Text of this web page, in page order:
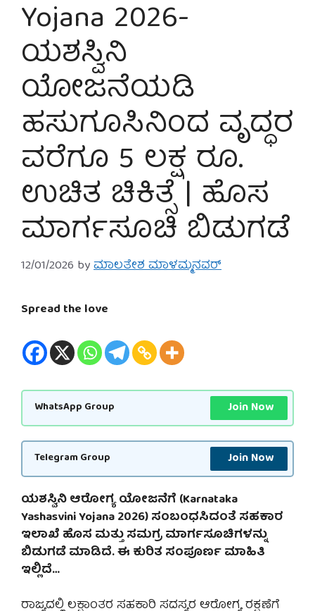
Yojana 2026-
ಯಶಸ್ವಿನಿ
ಯೋಜನೆಯಡಿ
ಹಸುಗೂಸಿನಿಂದ ವೃದ್ಧರ
ವರೆಗೂ 5 ಲಕ್ಷ ರೂ.
ಉಚಿತ ಚಿಕಿತ್ಸೆ | ಹೊಸ
ಮಾರ್ಗಸೂಚಿ ಬಿಡುಗಡೆ
12/01/2026 byಮಾಲತೇಶ ಮಾಳಮ್ಮನವರ್
Spread the love
WhatsApp Group Join Now
Telegram Group Join Now
ಯಶಸ್ವಿನಿ ಆರೋಗ್ಯ ಯೋಜನೆಗೆ (Karnataka
Yashasvini Yojana 2026) ಸಂಬಂಧಸಿದಂತೆ ಸಹಕಾರ
ಇಲಾಖೆ ಹೊಸ ಮತ್ತು ಸಮಗ್ರ ಮಾರ್ಗಸೂಚಿಗಳನ್ನು
ಬಿಡುಗಡೆ ಮಾಡಿದೆ. ಈ ಕುರಿತ ಸಂಪೂರ್ಣ ಮಾಹಿತಿ
ಇಲ್ಲಿದೆ…
ರಾಜ್ಯದಲ್ಲಿ ಲಕ್ಷಾಂತರ ಸಹಕಾರಿ ಸದಸ್ಯರ ಆರೋಗ್ಯ ರಕ್ಷಣೆಗೆ